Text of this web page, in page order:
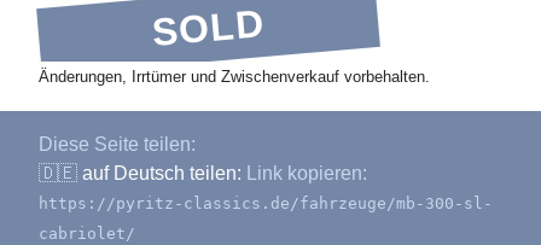
SOLD
Änderungen, Irrtümer und Zwischenverkauf vorbehalten.
Diese Seite teilen:
🇩🇪 auf Deutsch teilen: Link kopieren:
https://pyritz-classics.de/fahrzeuge/mb-300-sl-
cabriolet/